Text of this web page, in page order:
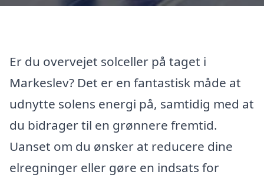
Er du overvejet solceller på taget i
Markeslev? Det er en fantastisk måde at
udnytte solens energi på, samtidig med at
du bidrager til en grønnere fremtid.
Uanset om du ønsker at reducere dine
elregninger eller gøre en indsats for